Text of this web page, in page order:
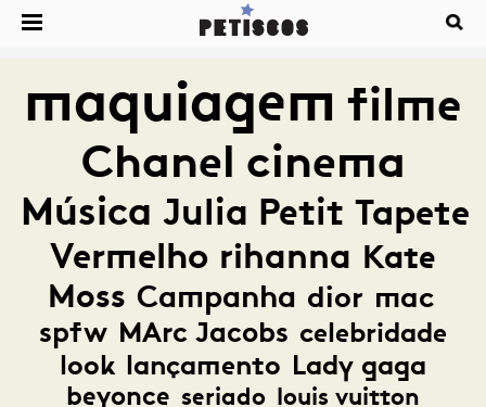
maquiagem filme
Chanel cinema
Música Julia Petit Tapete
Vermelho rihanna Kate
Moss Campanha dior mac
spfw MArc Jacobs celebridade
look lançamento Lady gaga
beyonce seriado louis vuitton